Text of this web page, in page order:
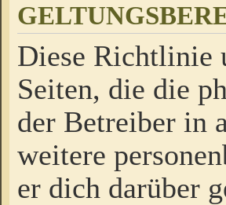
Diese Richtlinie
Seiten, die die
der Betreiber in
weitere
er dich darüber